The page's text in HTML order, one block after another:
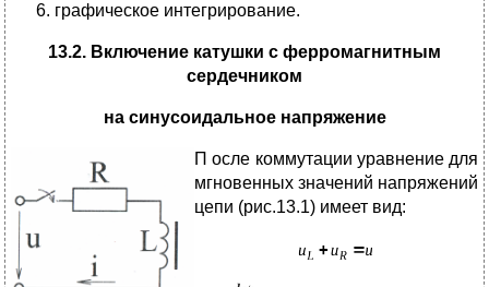
графическое интегрирование.
13.2. Включение катушки с ферромагнитным
сердечником
на синусоидальное напряжение
П осле коммутации уравнение для
мгновенных значений напряжений
цепи (рис.13.1) имеет вид: